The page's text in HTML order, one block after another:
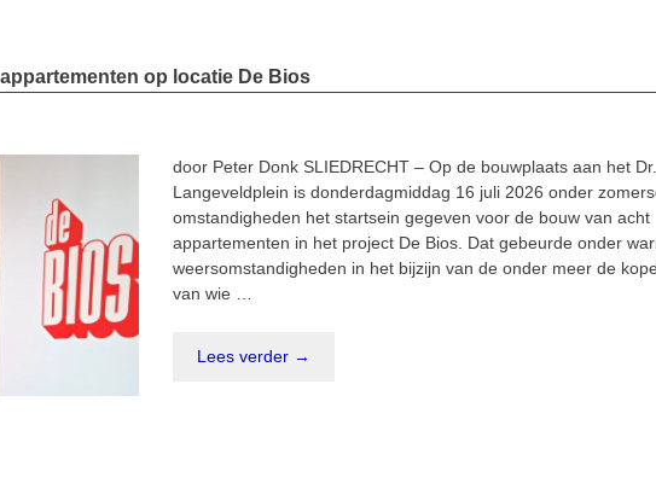
op locatie De Bios
door Peter Donk SLIEDRECHT – Op de bouwplaats aan het Dr.
Langeveldplein is donderdagmiddag 16 juli 2026 onder
omstandigheden het startsein gegeven voor de bouw van acht
appartementen in het project De Bios. Dat gebeurde onder
weersomstandigheden in het bijzijn van de onder meer de
van wie …
Lees verder →